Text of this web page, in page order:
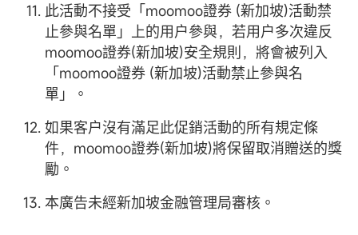
此活動不接受「moomoo證券 (新加坡)活動禁
止參與名單」上的用户參與，若用户多次違反
moomoo證券(新加坡)安全規則，將會被列入
「moomoo證券 (新加坡)活動禁止參與名
單」。
如果客户沒有滿足此促銷活動的所有規定條
件，moomoo證券(新加坡)將保留取消贈送的獎
勵。
本廣告未經新加坡金融管理局審核。